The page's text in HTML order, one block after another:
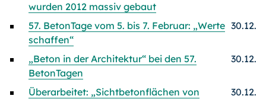
wurden 2012 massiv gebaut
57. BetonTage vom 5. bis 7. Februar: „Werte
schaffen“
30.12.
„Beton in der Architektur“ bei den 57.
BetonTagen
30.12.
Überarbeitet: „Sichtbetonflächen von
30.12.